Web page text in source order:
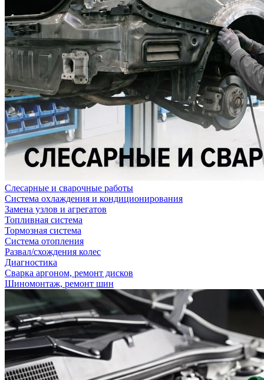
Слесарные и сварочные работы
Система охлаждения и кондиционирования
Замена узлов и агрегатов
Топливная система
Тормозная система
Система отопления
Развал/схождения колес
Диагностика
Сварка аргоном, ремонт дисков
Шиномонтаж, ремонт шин